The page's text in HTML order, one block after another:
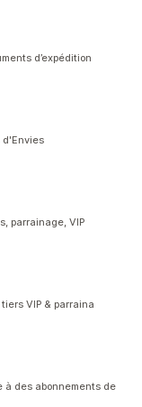
d’expédition
d'Envies
parrainage, VIP
VIP & parraina
des abonnements de